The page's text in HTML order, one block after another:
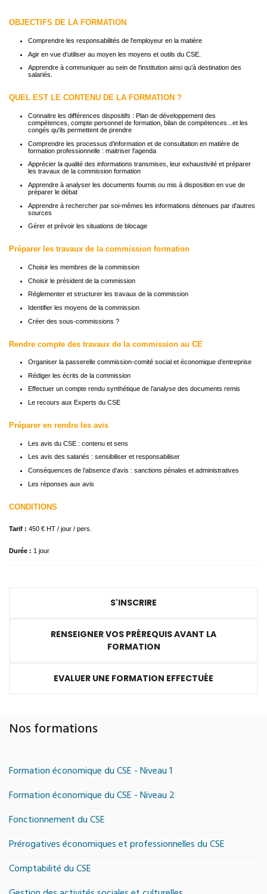
OBJECTIFS DE LA FORMATION
Comprendre les responsabilités de l'employeur en la matière
Agir en vue d’utiliser au moyen les moyens et outils du CSE.
Apprendre à communiquer au sein de l’institution ainsi qu’à destination des
salariés.
QUEL EST LE CONTENU DE LA FORMATION ?
Connaitre les différences dispositifs : Plan de développement des
compétences, compte personnel de formation, bilan de compétences...et les
congés qu'ils permettent de prendre
Comprendre les processus d’information et de consultation en matière de
formation professionnelle : maitriser l'agenda
Apprécier la qualité des informations transmises, leur exhaustivité et préparer
les travaux de la commission formation
Apprendre à analyser les documents fournis ou mis à disposition en vue de
préparer le débat
Apprendre à rechercher par soi-mêmes les informations détenues par d'autres
sources
Gérer et prévoir les situations de blocage
Préparer les travaux de la commission formation
Choisir les membres de la commission
Choisir le président de la commission
Réglementer et structurer les travaux de la commission
Identifier les moyens de la commission
Créer des sous-commissions ?
Rendre compte des travaux de la commission au CE
Organiser la passerelle commission-comité social et économique d’entreprise
Rédiger les écrits de la commission
Effectuer un compte rendu synthétique de l’analyse des documents remis
Le recours aux Experts du CSE
Préparer en rendre les avis
Les avis du CSE : contenu et sens
Les avis des salariés : sensibiliser et responsabiliser
Conséquences de l’absence d’avis : sanctions pénales et administratives
Les réponses aux avis
CONDITIONS
Tarif : 450 € HT / jour / pers.
Durée : 1 jour
S'INSCRIRE
RENSEIGNER VOS PRÉREQUIS AVANT LA
FORMATION
EVALUER UNE FORMATION EFFECTUÉE
Nos formations
Formation économique du CSE - Niveau 1
Formation économique du CSE - Niveau 2
Fonctionnement du CSE
Prérogatives économiques et professionnelles du CSE
Comptabilité du CSE